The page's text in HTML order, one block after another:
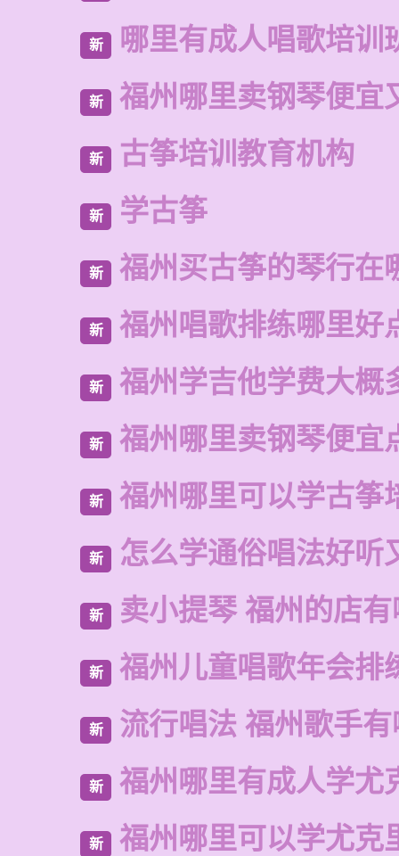
新 哪里有成人唱歌培训
新 福州哪里卖钢琴便宜
新 古筝培训教育机构
新 学古筝
新 福州买古筝的琴行在
新 福州唱歌排练哪里好
新 福州学吉他学费大概
新 福州哪里卖钢琴便宜
新 福州哪里可以学古筝
新 怎么学通俗唱法好听
新 卖小提琴 福州的店
新 福州儿童唱歌年会排
新 流行唱法 福州歌手
新 福州哪里有成人学尤
新 福州哪里可以学尤克